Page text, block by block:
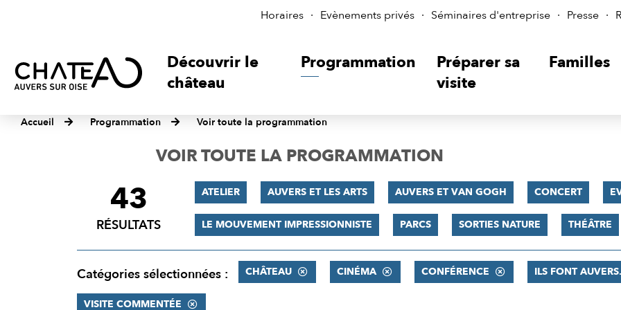
Horaires Evènements privés Séminaires d'entreprise Presse
Découvrir le
château
Programmation
Préparer sa
visite
Familles
Accueil Programmation Voir toute la programmation
VOIR TOUTE LA PROGRAMMATION
FILTRER
RÉSULTATS
43
RÉSULTATS
ATELIER AUVERS ET LES ARTS AUVERS ET VAN GOGH CONCERT
LE MOUVEMENT IMPRESSIONNISTE PARCS SORTIES NATURE THÉÂTRE
Catégories sélectionnées : CHÂTEAU CINÉMA CONFÉRENCE ILS FONT
VISITE COMMENTÉE